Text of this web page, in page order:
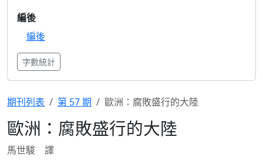
編後
編後
字數統計
期刊列表 第 57 期 歐洲：腐敗盛行的大陸
歐洲：腐敗盛行的大陸
馬世駿 譯